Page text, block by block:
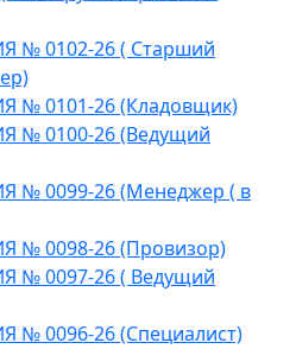
№ 0102-26 ( Старший
№ 0101-26 (Кладовщик)
№ 0100-26 (Ведущий
№ 0099-26 (Менеджер ( в
№ 0098-26 (Провизор)
№ 0097-26 ( Ведущий
0096-26 (Специалист)